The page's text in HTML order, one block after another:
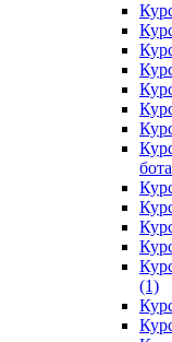
(1)